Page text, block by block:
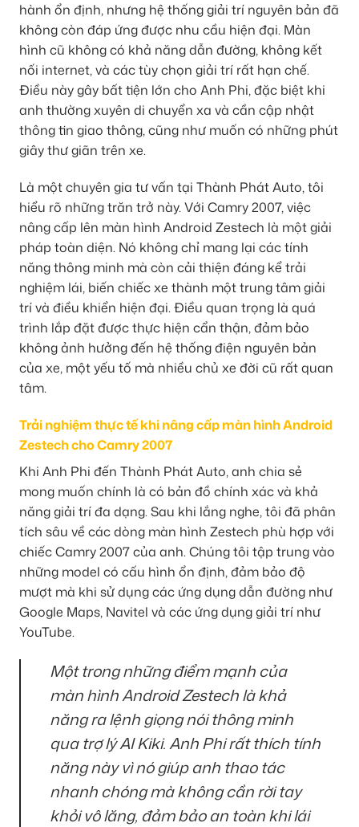
hành ổn định, nhưng hệ thống giải trí nguyên bản đã
không còn đáp ứng được nhu cầu hiện đại. Màn
hình cũ không có khả năng dẫn đường, không kết
nối internet, và các tùy chọn giải trí rất hạn chế.
Điều này gây bất tiện lớn cho Anh Phi, đặc biệt khi
anh thường xuyên di chuyển xa và cần cập nhật
thông tin giao thông, cũng như muốn có những phút
giây thư giãn trên xe.
Là một chuyên gia tư vấn tại Thành Phát Auto, tôi
hiểu rõ những trăn trở này. Với Camry 2007, việc
nâng cấp lên màn hình Android Zestech là một giải
pháp toàn diện. Nó không chỉ mang lại các tính
năng thông minh mà còn cải thiện đáng kể trải
nghiệm lái, biến chiếc xe thành một trung tâm giải
trí và điều khiển hiện đại. Điều quan trọng là quá
trình lắp đặt được thực hiện cẩn thận, đảm bảo
không ảnh hưởng đến hệ thống điện nguyên bản
của xe, một yếu tố mà nhiều chủ xe đời cũ rất quan
tâm.
Trải nghiệm thực tế khi nâng cấp màn hình Android
Zestech cho Camry 2007
Khi Anh Phi đến Thành Phát Auto, anh chia sẻ
mong muốn chính là có bản đồ chính xác và khả
năng giải trí đa dạng. Sau khi lắng nghe, tôi đã phân
tích sâu về các dòng màn hình Zestech phù hợp với
chiếc Camry 2007 của anh. Chúng tôi tập trung vào
những model có cấu hình ổn định, đảm bảo độ
mượt mà khi sử dụng các ứng dụng dẫn đường như
Google Maps, Navitel và các ứng dụng giải trí như
YouTube.
Một trong những điểm mạnh của
màn hình Android Zestech là khả
năng ra lệnh giọng nói thông minh
qua trợ lý AI Kiki. Anh Phi rất thích tính
năng này vì nó giúp anh thao tác
nhanh chóng mà không cần rời tay
khỏi vô lăng, đảm bảo an toàn khi lái